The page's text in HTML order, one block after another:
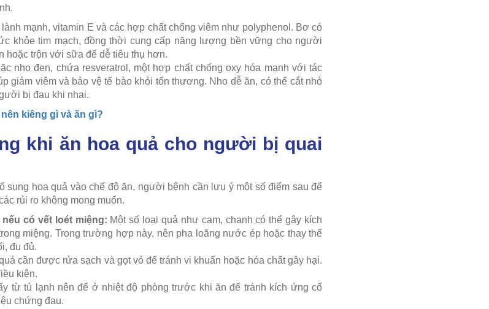
mạnh, vitamin E và các hợp chất chống viêm như polyphenol. Bơ có
khỏe tim mạch, đồng thời cung cấp năng lượng bền vững cho người
hoặc trộn với sữa để dễ tiêu thụ hơn.
nho đen, chứa resveratrol, một hợp chất chống oxy hóa mạnh với tác
giảm viêm và bảo vệ tế bào khỏi tổn thương. Nho dễ ăn, có thể cắt nhỏ
bị đau khi nhai.
kiêng gì và ăn gì?
khi ăn hoa quả cho người bị quai
sung hoa quả vào chế độ ăn, người bệnh cần lưu ý một số điểm sau để
rủi ro không mong muốn.
có vết loét miệng: Một số loại quả như cam, chanh có thể gây kích
miệng. Trong trường hợp này, nên pha loãng nước ép hoặc thay thế
đu đủ.
cần được rửa sạch và gọt vỏ để tránh vi khuẩn hoặc hóa chất gây hại.
kiện.
từ tủ lạnh nên để ở nhiệt độ phòng trước khi ăn để tránh kích ứng cổ
chứng đau.